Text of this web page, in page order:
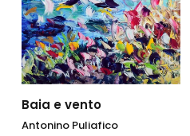
Baia e vento
Antonino Puliafico